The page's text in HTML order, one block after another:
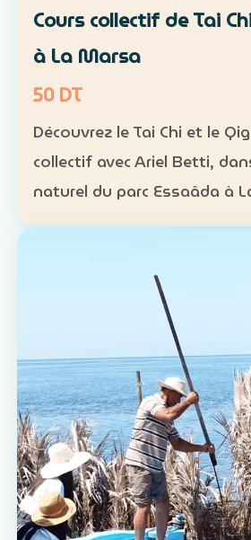
Cours collectif de Tai
à La Marsa
50 DT
Découvrez le Tai Chi et le
collectif avec Ariel Betti,
naturel du parc Essaâda à
Format : cours collectif
séances sur un mois Ta…